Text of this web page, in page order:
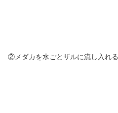
②メダカを水ごとザルに流し入れる